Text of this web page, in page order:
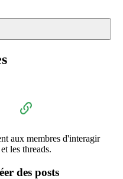
aux membres d'interagir
les threads.
des posts